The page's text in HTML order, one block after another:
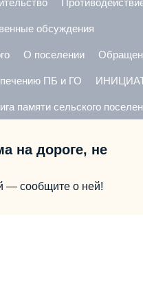
обсуждения
О поселении
ПБ и ГО
памяти сельского
на дороге, не
— сообщите о ней!